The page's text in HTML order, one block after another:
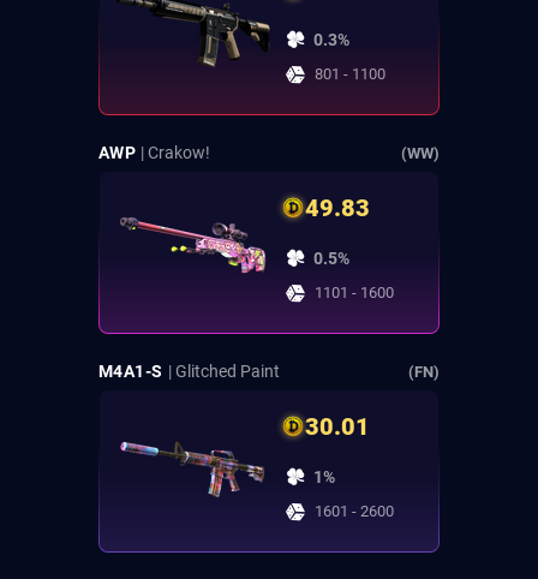
0.3%
801 - 1100
AWP | Crakow! (WW)
49.83
0.5%
1101 - 1600
M4A1-S | Glitched Paint (FN)
30.01
1%
1601 - 2600